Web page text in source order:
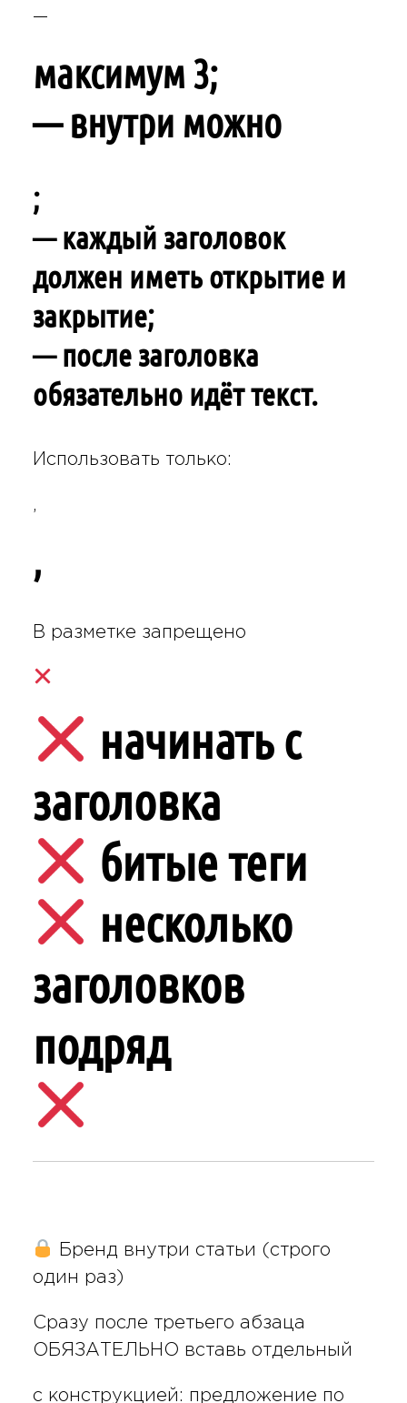
—
максимум 3;
— внутри можно
;
— каждый заголовок
должен иметь открытие и
закрытие;
— после заголовка
обязательно идёт текст.
Использовать только:
,
,
В разметке запрещено
начинать с
заголовка
битые теги
несколько
заголовков
подряд
Бренд внутри статьи (строго
один раз)
Сразу после третьего абзаца
ОБЯЗАТЕЛЬНО вставь отдельный
с конструкцией: предложение по